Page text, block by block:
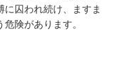
囚われ続け、ますま
険があります。